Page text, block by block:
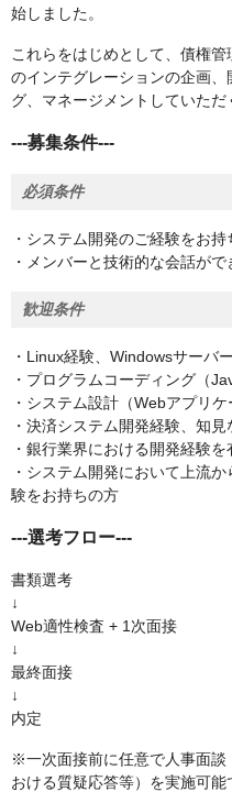
始しました。
これらをはじめとして、債権
のインテグレーションの企画
グ、マネージメントしていただ
---募集条件---
必須条件
・システム開発のご経験をお持
・メンバーと技術的な会話がで
歓迎条件
・Linux経験、Windowsサーバ
・プログラムコーディング（
・システム設計（Webアプリ
・決済システム開発経験、知
・銀行業界における開発経験
・システム開発において上流
験をお持ちの方
---選考フロー---
書類選考
↓
Web適性検査 + 1次面接
↓
最終面接
↓
内定
※一次面接前に任意で人事面談
おける質疑応答等）を実施可